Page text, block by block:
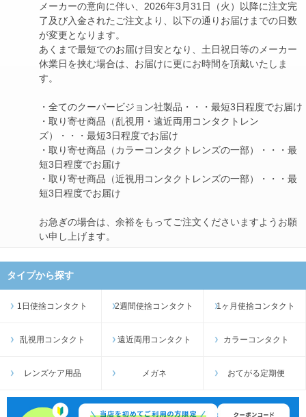
メーカーの意向に伴い、2026年3月31日（火）以降に注文完
了及び入金されたご注文より、以下の通りお届けまでの日数
が変更となります。
あくまで最短でのお届け目安となり、土日祝日等のメーカー
休業日を挟む場合は、お届けに更にお時間を頂戴いたしま
す。
・全てのクーパービジョン社製品・・・最短3日程度でお届け
・取り寄せ商品（乱視用・遠近両用コンタクトレン
ズ）・・・最短3日程度でお届け
・取り寄せ商品（カラーコンタクトレンズの一部）・・・最
短3日程度でお届け
・取り寄せ商品（近視用コンタクトレンズの一部）・・・最
短3日程度でお届け
お急ぎの場合は、余裕をもってご注文くださいますようお願
い申し上げます。
タイプから探す
1日使捨コンタクト 2週間使捨コンタクト 1ヶ月使捨コンタクト
乱視用コンタクト 遠近両用コンタクト カラーコンタクト
レンズケア用品 メガネ おてがる定期便